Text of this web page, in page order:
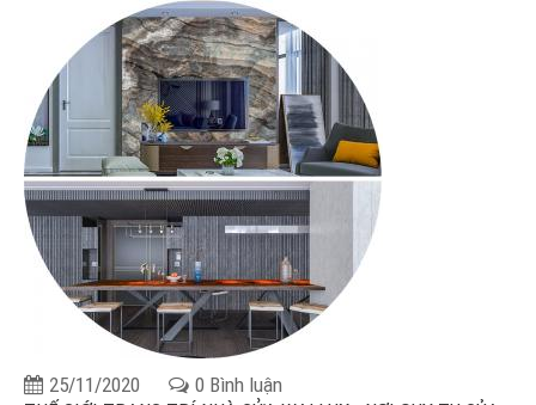
25/11/2020
0 Bình luận